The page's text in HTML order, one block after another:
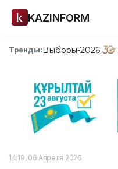
KAZINFORM
Тренды:Выборы-2026
14:19, 06 Апреля 2026